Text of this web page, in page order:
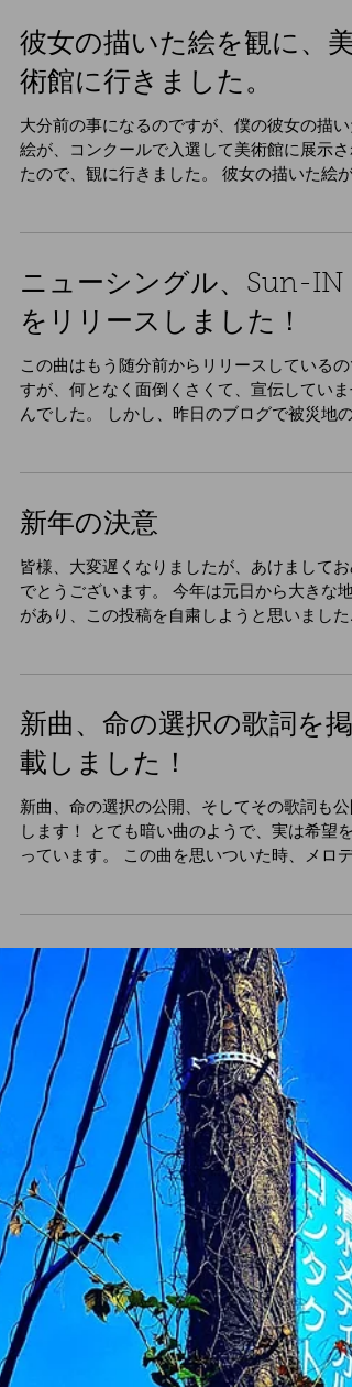
彼女の描いた絵を観に、美
術館に行きました。
大分前の事になるのですが、僕の彼女の描い
絵が、コンクールで入選して美術館に展示さ
ちらです。 本当に凄い絵で見た瞬間、圧倒さ
しいと思いました！...
ニューシングル、Sun-IN
をリリースしました！
この曲はもう随分前からリリースしているの
すが、何となく面倒くさくて、宣伝していま
達を励ますような曲を作ると宣言しましたが
詞なんじゃないかなと思って、今日このブロ
新年の決意
皆様、大変遅くなりましたが、あけましてお
でとうございます。 今年は元日から大きな地
が、僕の作った曲で被災された方を励ますこ
するために、このブログを書いている次第で
す。...
新曲、命の選択の歌詞を掲
載しました！
新曲、命の選択の公開、そしてその歌詞も公
します！ とても暗い曲のようで、実は希望を
と歌詞が同時に降りてきて、家に帰って、速
ギターを取り出して、曲を形にしました。 大
な曲です。 是非、歌詞を見ながらお聴きくだ
い。...